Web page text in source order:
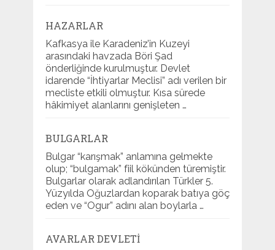
HAZARLAR
Kafkasya ile Karadeniz’in Kuzeyi
arasındaki havzada Böri Şad
önderliğinde kurulmuştur. Devlet
idarende “İhtiyarlar Meclisi” adı verilen bir
mecliste etkili olmuştur. Kısa sürede
hâkimiyet alanlarını genişleten …
BULGARLAR
Bulgar “karışmak” anlamına gelmekte
olup; “bulgamak” fiil kökünden türemiştir.
Bulgarlar olarak adlandırılan Türkler 5.
Yüzyılda Oğuzlardan koparak batıya göç
eden ve “Ogur” adını alan boylarla …
AVARLAR DEVLETI